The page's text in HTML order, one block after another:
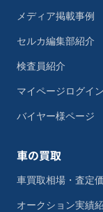
メディア掲載事例
セルカ編集部紹介
検査員紹介
マイページログイン
バイヤー様ページ
車の買取
車買取相場・査定
オークション実績